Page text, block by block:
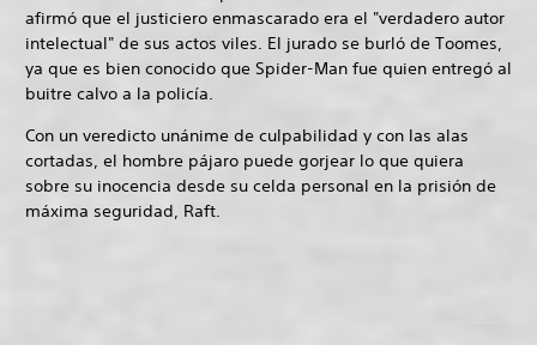
afirmó que el justiciero enmascarado era el "verdadero autor
intelectual" de sus actos viles. El jurado se burló de Toomes,
ya que es bien conocido que Spider-Man fue quien entregó al
buitre calvo a la policía.
Con un veredicto unánime de culpabilidad y con las alas
cortadas, el hombre pájaro puede gorjear lo que quiera
sobre su inocencia desde su celda personal en la prisión de
máxima seguridad, Raft.